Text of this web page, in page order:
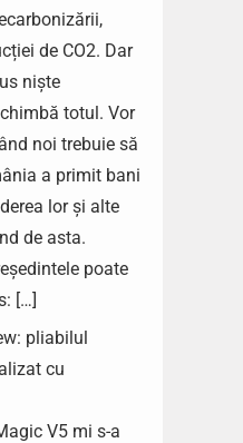
de CO2. Dar
niște
totul. Vor
noi trebuie să
a primit bani
lor și alte
de asta.
poate
[…]
pliabilul
cu
V5 mi s-a